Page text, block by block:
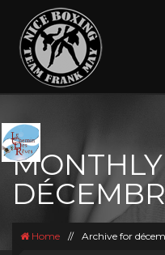
Home // Archive for